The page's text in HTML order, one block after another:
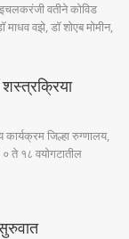
वतीने कोविड
माधव वझे, डॉ शोएब मोमीन,
शस्त्रक्रिया
कार्यक्रम जिल्हा रुग्णालय,
० ते १८ वयोगटातील